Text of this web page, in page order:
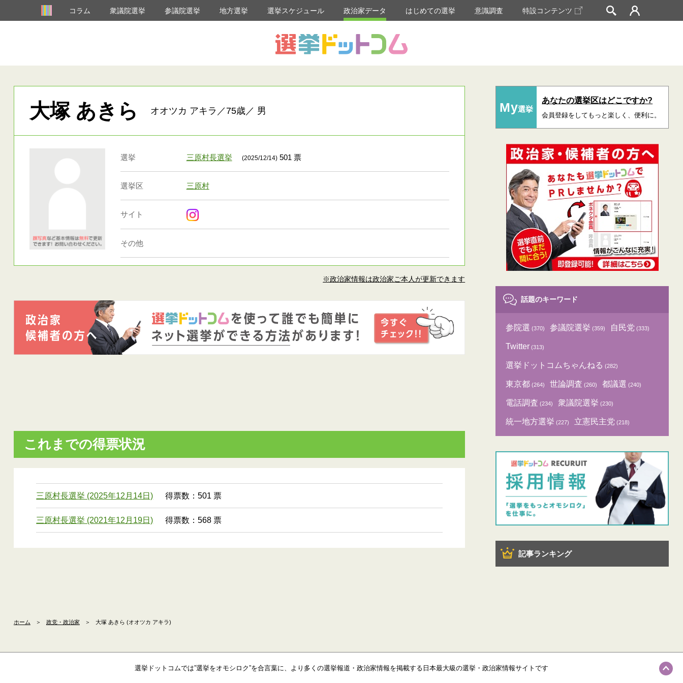
コラム 衆議院選挙 参議院選挙 地方選挙 選挙スケジュール 政治家データ はじめての選挙 意識調査 特設コンテンツ
大塚 あきら オオツカ アキラ／75歳／ 男
選挙 三原村長選挙 (2025/12/14)501 票
選挙区 三原村
サイト
その他
※政治家情報は政治家ご本人が更新できます
これまでの得票状況
三原村長選挙 (2025年12月14日) 得票数：501 票
三原村長選挙 (2021年12月19日) 得票数：568 票
My選挙
あなたの選挙区はどこですか?
会員登録をしてもっと楽しく、便利に。
話題のキーワード
参院選 (370) 参議院選挙 (359) 自民党 (333)
Twitter (313)
選挙ドットコムちゃんねる (282)
東京都 (264) 世論調査 (260) 都議選 (240)
電話調査 (234) 衆議院選挙 (230)
統一地方選挙 (227) 立憲民主党 (218)
記事ランキング
ホーム ＞ 政党・政治家 ＞ 大塚 あきら (オオツカ アキラ)
選挙ドットコムでは”選挙をオモシロク”を合言葉に、より多くの選挙報道・政治家情報を掲載する日本最大級の選挙・政治家情報サイトです